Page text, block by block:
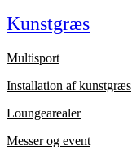
Kunstgræs
Multisport
Installation af kunstgræs
Loungearealer
Messer og event